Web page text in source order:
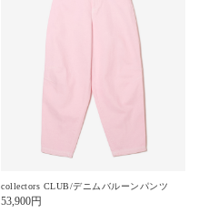
collectors CLUB/デニムバルーンパンツ
53,900円